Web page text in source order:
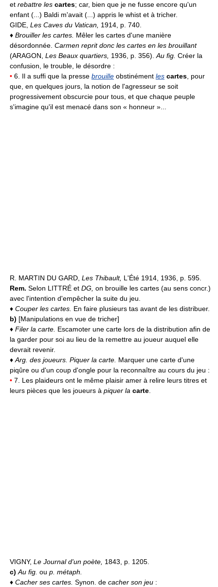
et rebattre les cartes; car, bien que je ne fusse encore qu'un
enfant (...) Baldi m'avait (...) appris le whist et à tricher.
GIDE, Les Caves du Vatican, 1914, p. 740.
♦ Brouiller les cartes. Mêler les cartes d'une manière
désordonnée. Carmen reprit donc les cartes en les brouillant
(ARAGON, Les Beaux quartiers, 1936, p. 356).Au fig. Créer la
confusion, le trouble, le désordre :
• 6. Il a suffi que la presse brouille obstinément les cartes, pour
que, en quelques jours, la notion de l'agresseur se soit
progressivement obscurcie pour tous, et que chaque peuple
s'imagine qu'il est menacé dans son « honneur »...
R. MARTIN DU GARD, Les Thibault, L'Été 1914, 1936, p. 595.
Rem. Selon LITTRÉ et DG, on brouille les cartes (au sens concr.)
avec l'intention d'empêcher la suite du jeu.
♦ Couper les cartes. En faire plusieurs tas avant de les distribuer.
b) [Manipulations en vue de tricher]
♦ Filer la carte. Escamoter une carte lors de la distribution afin de
la garder pour soi au lieu de la remettre au joueur auquel elle
devrait revenir.
♦Arg. des joueurs. Piquer la carte. Marquer une carte d'une
piqûre ou d'un coup d'ongle pour la reconnaître au cours du jeu :
• 7. Les plaideurs ont le même plaisir amer à relire leurs titres et
leurs pièces que les joueurs à piquer la carte.
VIGNY, Le Journal d'un poète, 1843, p. 1205.
c)Au fig. ou p. métaph.
♦ Cacher ses cartes. Synon. de cacher son jeu :